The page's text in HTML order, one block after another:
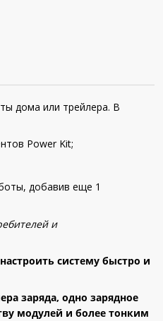
дома или трейлера. В
Power Kit;
добавив еще 1
и
систему быстро и
заряда, одно зарядное
модулей и более тонким